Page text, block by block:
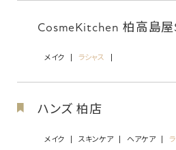
CosmeKitchen 柏高島屋
メイク ラシャス
ハンズ 柏店
メイク スキンケア ヘアケア